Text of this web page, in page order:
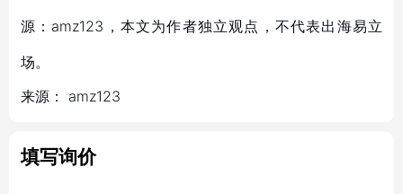
源：amz123，本文为作者独立观点，不代表出海易立
场。
来源： amz123
填写询价